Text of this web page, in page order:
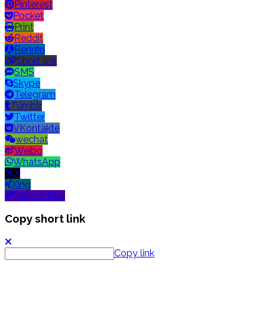
Pinterest
Pocket
Print
Reddit
Renren
Short link
SMS
Skype
Telegram
Tumblr
Twitter
VKontakte
wechat
Weibo
WhatsApp
X
Xing
Yahoo! Mail
Copy short link
Copy link